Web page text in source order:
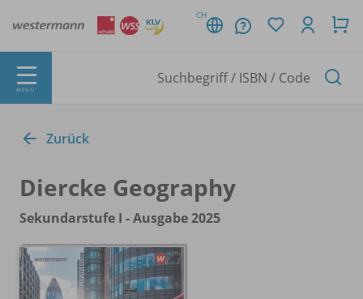
CH
MENÜ
Zurück
Diercke Geography
Sekundarstufe I - Ausgabe 2025